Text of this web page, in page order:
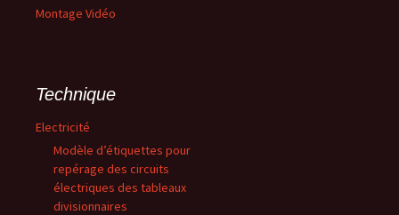
Montage Vidéo
Technique
Electricité
Modèle d’étiquettes pour
repérage des circuits
électriques des tableaux
divisionnaires